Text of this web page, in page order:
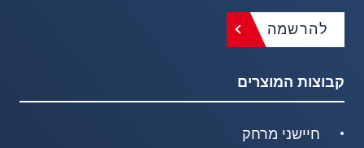
להרשמה
קבוצות המוצרים
חיישני מרחק